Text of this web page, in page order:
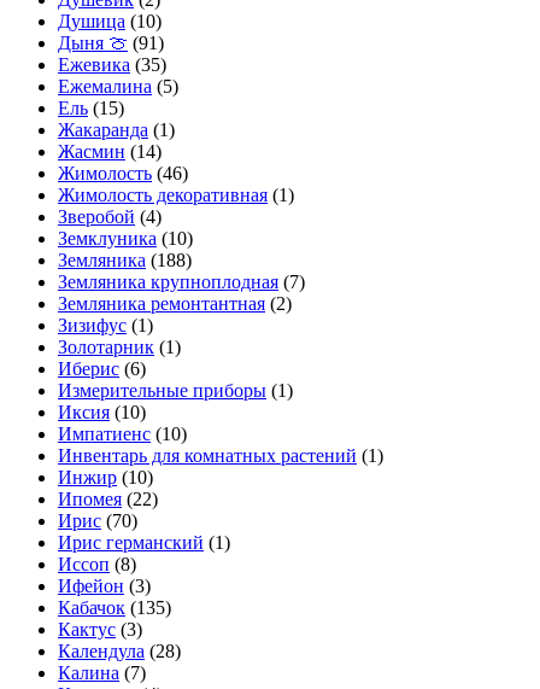
Душица (10)
Дыня 🍈 (91)
Ежевика (35)
Ежемалина (5)
Ель (15)
Жакаранда (1)
Жасмин (14)
Жимолость (46)
Жимолость декоративная (1)
Зверобой (4)
Земклуника (10)
Земляника (188)
Земляника крупноплодная (7)
Земляника ремонтантная (2)
Зизифус (1)
Золотарник (1)
Иберис (6)
Измерительные приборы (1)
Иксия (10)
Импатиенс (10)
Инвентарь для комнатных растений (1)
Инжир (10)
Ипомея (22)
Ирис (70)
Ирис германский (1)
Иссоп (8)
Ифейон (3)
Кабачок (135)
Кактус (3)
Календула (28)
Калина (7)